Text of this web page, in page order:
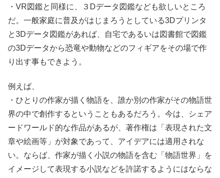
・VR図鑑と同様に、３Dデータ図鑑なども欲しいところ
だ。一般家庭に普及がはじまろうとしている3Dプリンタ
と3Dデータ図鑑があれば、自宅であるいは図書館で図鑑
の3Dデータから恐竜や動物などのフィギアをその場で作
り出す事もできよう。
例えば、
・ひとりの作家が描く物語を、誰か別の作家がその物語世
界の中で創作するということもあるだろう。今は、シェア
ードワールド的な作品があるが、著作権は「表現された文
章や絵画等」が対象であって、アイデアには適用されな
い。ならば、作家が描く小説の物語を含む「物語世界」を
イメージして表現する小説などを許諾するようにはならな